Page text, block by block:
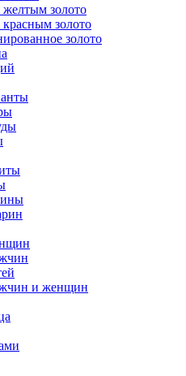
желтым золото
красным золото
золото
и женщин